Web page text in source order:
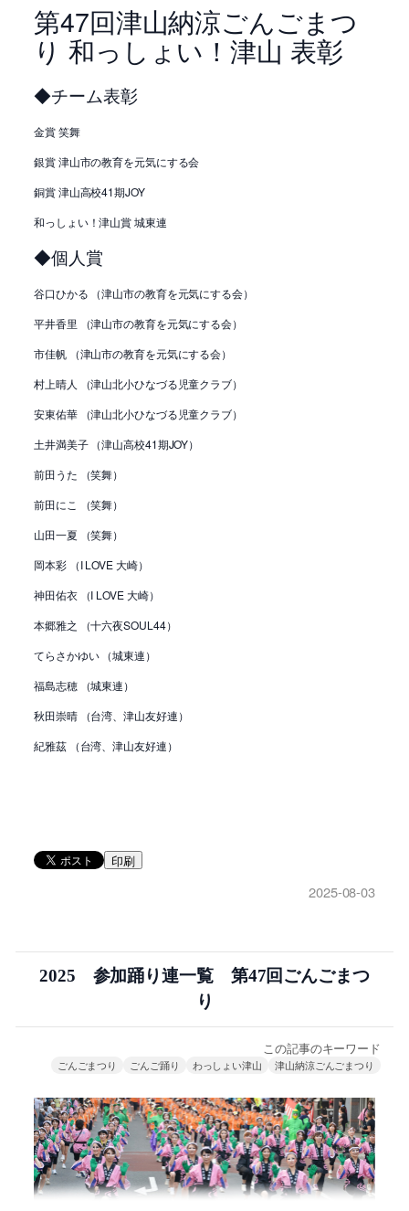
第47回津山納涼ごんごまつ
り 和っしょい！津山 表彰
◆チーム表彰
金賞 笑舞
銀賞 津山市の教育を元気にする会
銅賞 津山高校41期JOY
和っしょい！津山賞 城東連
◆個人賞
谷口ひかる （津山市の教育を元気にする会）
平井香里 （津山市の教育を元気にする会）
市佳帆 （津山市の教育を元気にする会）
村上晴人 （津山北小ひなづる児童クラブ）
安東佑華 （津山北小ひなづる児童クラブ）
土井満美子 （津山高校41期JOY）
前田うた （笑舞）
前田にこ （笑舞）
山田一夏 （笑舞）
岡本彩 （I LOVE 大崎）
神田佑衣 （I LOVE 大崎）
本郷雅之 （十六夜SOUL44）
てらさかゆい （城東連）
福島志穂 （城東連）
秋田崇晴 （台湾、津山友好連）
紀雅茲 （台湾、津山友好連）
印刷
2025-08-03
2025 参加踊り連一覧 第47回ごんごまつ
り
この記事のキーワード
ごんごまつり ごんご踊り わっしょい津山 津山納涼ごんごまつり